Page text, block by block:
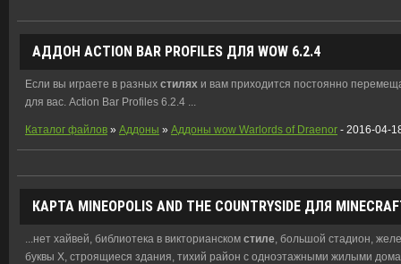
АДДОН ACTION BAR PROFILES ДЛЯ WOW 6.2.4
Если вы играете в разных стилях и вам приходится постоянно
для вас. Action Bar Profiles 6.2.4 ...
Каталог файлов » Аддоны » Аддоны wow Warlords of Draenor - 2016-04-
КАРТА MINEOPOLIS AND THE COUNTRYSIDE ДЛЯ
...нет хайвей, библиотека в викторианском стиле , большой стадион,
буквы Х, строящиеся здания, тихий район с одноэтажными жилыми